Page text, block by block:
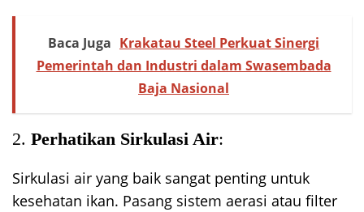
Baca Juga Krakatau Steel Perkuat Sinergi
Pemerintah dan Industri dalam Swasembada
Baja Nasional
2. Perhatikan Sirkulasi Air:
Sirkulasi air yang baik sangat penting untuk
kesehatan ikan. Pasang sistem aerasi atau filter